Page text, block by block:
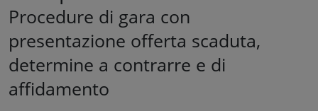
Procedure di gara con
presentazione offerta scaduta,
determine a contrarre e di
affidamento